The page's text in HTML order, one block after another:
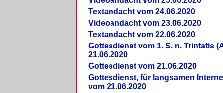
Textandacht vom 24.06.2020
Videoandacht vom 23.06.2020
Textandacht vom 22.06.2020
Gottesdienst vom 1. S. n. Trintatis
21.06.2020
Gottesdienst vom 21.06.2020
Gottesdienst, für langsamen
vom 21.06.2020